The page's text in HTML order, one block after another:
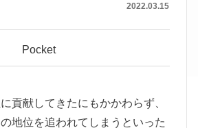
2022.03.15
Pocket
貢献してきたにもかかわらず、
地位を追われてしまうといった